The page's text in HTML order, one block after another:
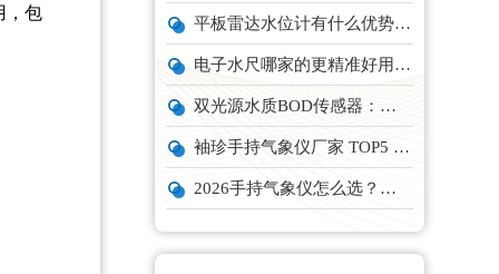
平板雷达水位计有什么优势？精准耐用品牌top1推荐！
电子水尺哪家的更精准好用？推荐云境天合TH-SC系列经济型设备
双光源水质BOD传感器：在线水体有机物监测设备厂家推荐
袖珍手持气象仪厂家 TOP5 实力榜单
2026手持气象仪怎么选？云境天合、天蔚主流机型深度测评
，包